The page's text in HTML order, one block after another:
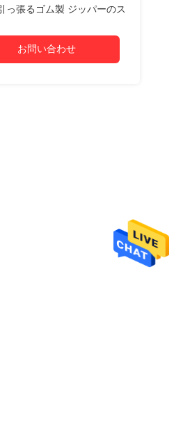
っ張るゴム製 ジッパーのス
お問い合わせ